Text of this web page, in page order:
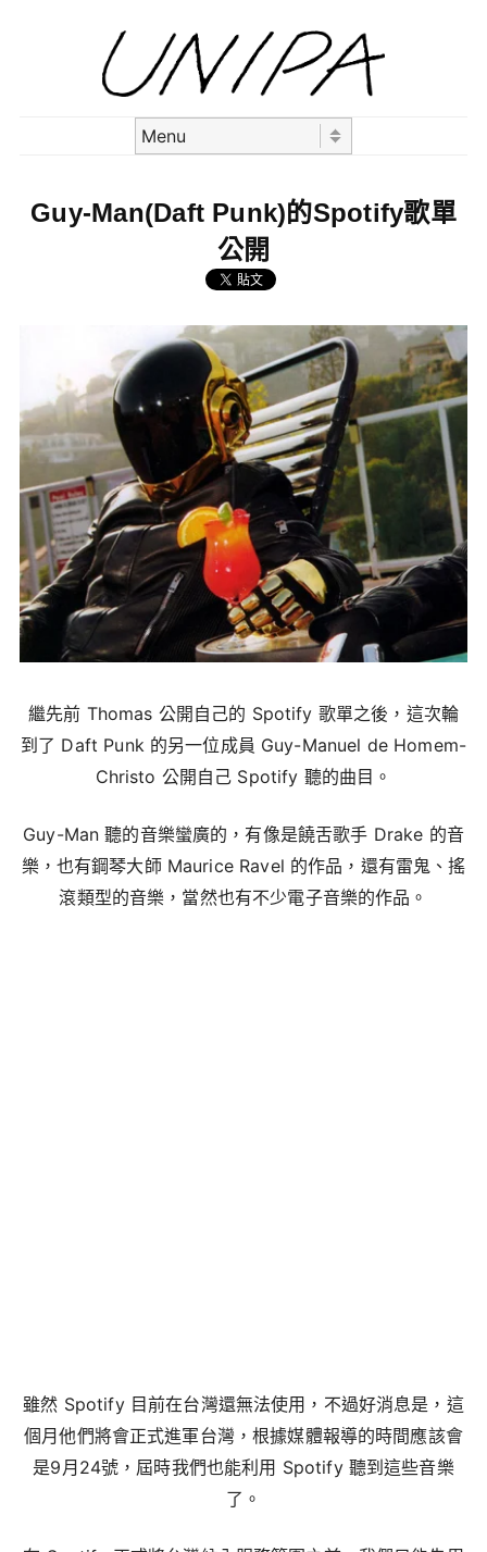
Guy-Man(Daft Punk)的Spotify歌單
公開
繼先前 Thomas 公開自己的 Spotify 歌單之後，這次輪
到了 Daft Punk 的另一位成員 Guy-Manuel de Homem-
Christo 公開自己 Spotify 聽的曲目。
Guy-Man 聽的音樂蠻廣的，有像是饒舌歌手 Drake 的音
樂，也有鋼琴大師 Maurice Ravel 的作品，還有雷鬼、搖
滾類型的音樂，當然也有不少電子音樂的作品。
雖然 Spotify 目前在台灣還無法使用，不過好消息是，這
個月他們將會正式進軍台灣，根據媒體報導的時間應該會
是9月24號，屆時我們也能利用 Spotify 聽到這些音樂
了。